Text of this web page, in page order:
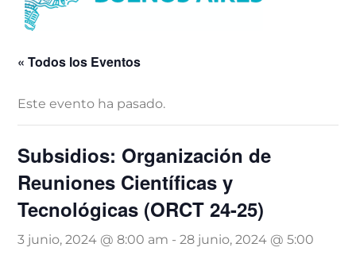
« Todos los Eventos
Este evento ha pasado.
Subsidios: Organización de
Reuniones Científicas y
Tecnológicas (ORCT 24-25)
3 junio, 2024 @ 8:00 am -28 junio, 2024 @ 5:00